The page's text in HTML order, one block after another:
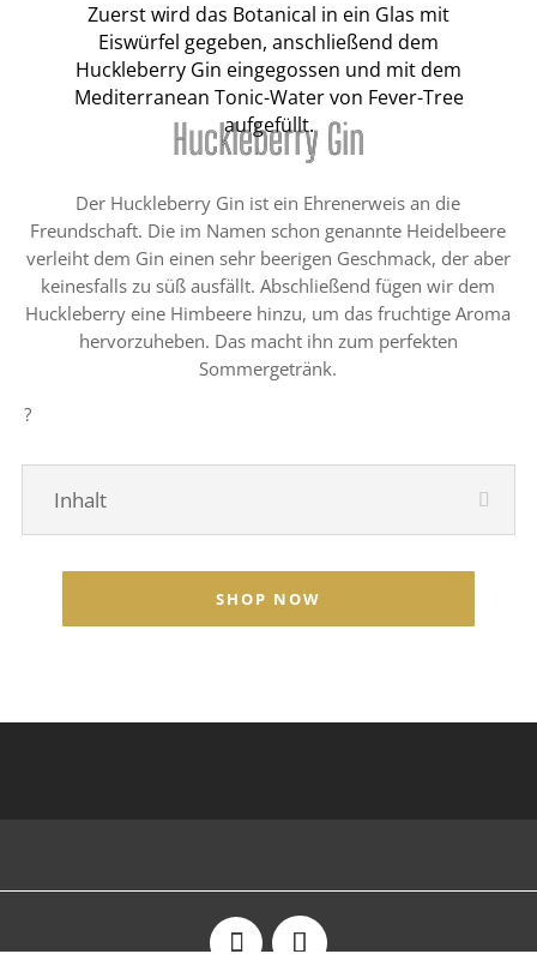
Zuerst wird das Botanical in ein Glas mit
Eiswürfel gegeben, anschließend dem
Huckleberry Gin eingegossen und mit dem
Mediterranean Tonic-Water von Fever-Tree
aufgefüllt.
Huckleberry Gin
Der Huckleberry Gin ist ein Ehrenerweis an die
Freundschaft. Die im Namen schon genannte Heidelbeere
verleiht dem Gin einen sehr beerigen Geschmack, der aber
keinesfalls zu süß ausfällt. Abschließend fügen wir dem
Huckleberry eine Himbeere hinzu, um das fruchtige Aroma
hervorzuheben. Das macht ihn zum perfekten
Sommergetränk.
?
Inhalt
SHOP NOW